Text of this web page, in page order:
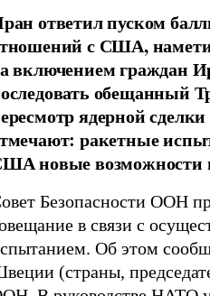
ответил пуском
с США,
включением граждан
обещанный
ядерной
ракетные
новые возможности
Безопасности ООН
в связи с
Об этом
(страны,